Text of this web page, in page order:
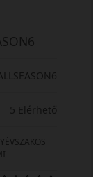
5 Elérhető